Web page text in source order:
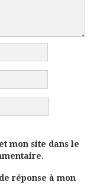
mon site dans le
réponse à mon